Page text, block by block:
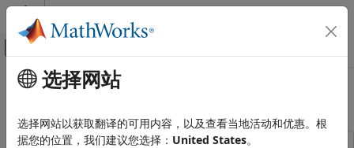
跳到内容
画布外导航菜单切换
文档主页
Simulink Coder
主要内容
集成实现 N 维表查找的外部 C 函数
选择网站
选择网站以获取翻译的可用内容，以及查看当地活动和优惠。根
据您的位置，我们建议您选择： United States。